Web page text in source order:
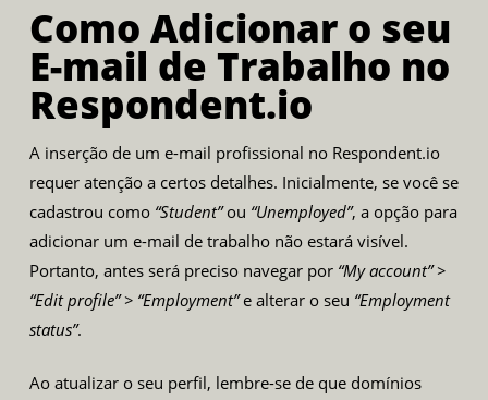
Como Adicionar o seu
E-mail de Trabalho no
Respondent.io
A inserção de um e-mail profissional no Respondent.io
requer atenção a certos detalhes. Inicialmente, se você se
cadastrou como “Student”ou “Unemployed”, a opção para
adicionar um e-mail de trabalho não estará visível.
Portanto, antes será preciso navegar por “My account” >
“Edit profile” > “Employment”e alterar o seu “Employment
status”.
Ao atualizar o seu perfil, lembre-se de que domínios